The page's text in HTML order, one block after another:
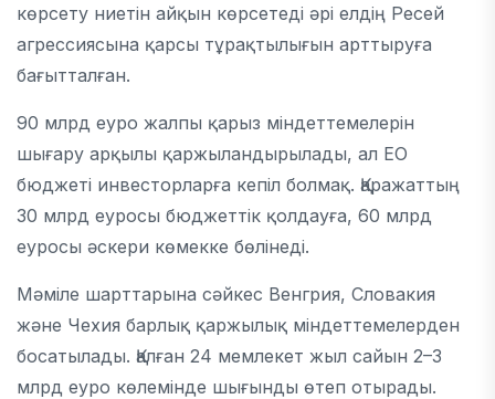
көрсету ниетін айқын көрсетеді әрі елдің Ресей
агрессиясына қарсы тұрақтылығын арттыруға
бағытталған.
90 млрд еуро жалпы қарыз міндеттемелерін
шығару арқылы қаржыландырылады, ал ЕО
бюджеті инвесторларға кепіл болмақ. Қаражаттың
30 млрд еуросы бюджеттік қолдауға, 60 млрд
еуросы әскери көмекке бөлінеді.
Мәміле шарттарына сәйкес Венгрия, Словакия
және Чехия барлық қаржылық міндеттемелерден
босатылады. Қалған 24 мемлекет жыл сайын 2–3
млрд еуро көлемінде шығынды өтеп отырады.